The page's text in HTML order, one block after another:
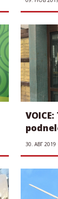
30. АВГ 2019